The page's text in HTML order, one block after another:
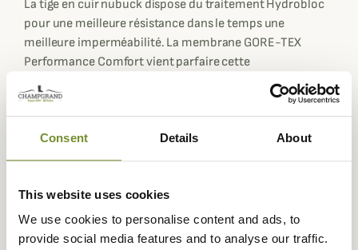
Consent Details About
This website uses cookies
We use cookies to personalise content and ads, to
provide social media features and to analyse our traffic.
La tige en cuir nubuck dispose du traitement Hydrobloc
pour une meilleure résistance dans le temps une
meilleure imperméabilité. La membrane GORE-TEX
Performance Comfort vient parfaire cette
imperméabilité tout offrant une excellente respirabilité
aux chaussures.
pierre intégral en caoutchouc pour une meilleure
protection lorsque vous arpenterez les terrains les plus
Résistantes et robustes, elles possèdent une jonction
souple au niveau du talon pour un meilleur confort lors